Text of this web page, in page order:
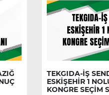
TEKGIDA-İŞ
ESKİŞEHİR 1
KONGRE SEÇİM